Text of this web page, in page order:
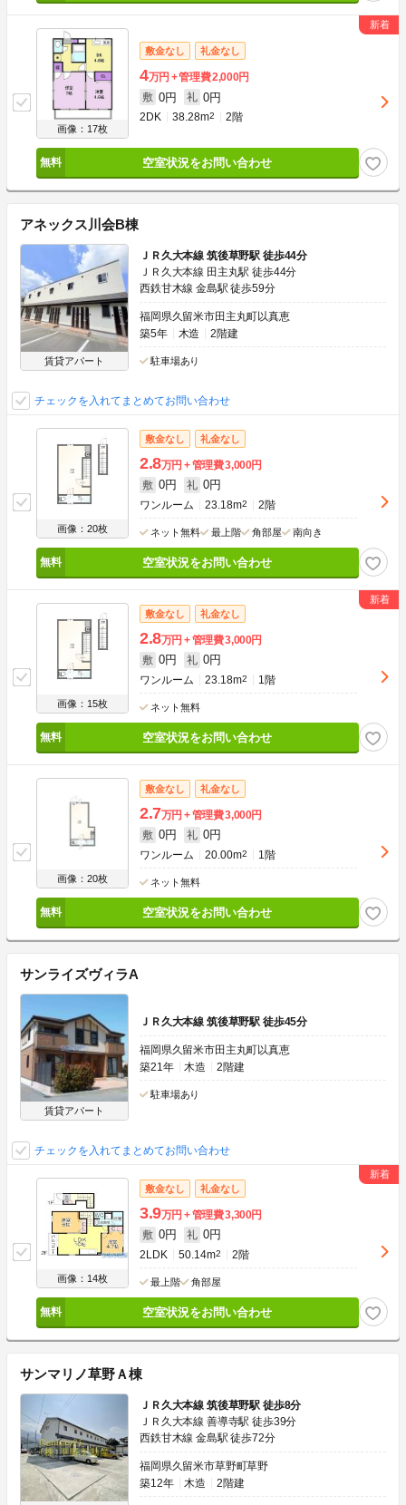
画像：17枚
敷金なし 礼金なし
4万円 管理費2,000円
敷 0円 礼 0円
2DK 38.28m2 2階
空室状況をお問い合わせ
アネックス川会B棟
賃貸アパート
ＪＲ久大本線 筑後草野駅 徒歩44分
ＪＲ久大本線 田主丸駅 徒歩44分
西鉄甘木線 金島駅 徒歩59分
福岡県久留米市田主丸町以真恵
築5年
木造 2階建
駐車場あり
チェックを入れてまとめてお問い合わせ
画像：20枚
敷金なし 礼金なし
2.8万円 管理費3,000円
敷 0円 礼 0円
ワンルーム 23.18m2 2階
ネット無料 最上階 角部屋 南向き
空室状況をお問い合わせ
画像：15枚
敷金なし 礼金なし
2.8万円 管理費3,000円
敷 0円 礼 0円
ワンルーム 23.18m2 1階
ネット無料
空室状況をお問い合わせ
画像：20枚
敷金なし 礼金なし
2.7万円 管理費3,000円
敷 0円 礼 0円
ワンルーム 20.00m2 1階
ネット無料
空室状況をお問い合わせ
サンライズヴィラA
賃貸アパート
ＪＲ久大本線 筑後草野駅 徒歩45分
福岡県久留米市田主丸町以真恵
築21年
木造 2階建
駐車場あり
チェックを入れてまとめてお問い合わせ
画像：14枚
敷金なし 礼金なし
3.9万円 管理費3,300円
敷 0円 礼 0円
2LDK 50.14m2 2階
最上階 角部屋
空室状況をお問い合わせ
サンマリノ草野Ａ棟
ＪＲ久大本線 筑後草野駅 徒歩8分
ＪＲ久大本線 善導寺駅 徒歩39分
西鉄甘木線 金島駅 徒歩72分
福岡県久留米市草野町草野
築12年
木造 2階建